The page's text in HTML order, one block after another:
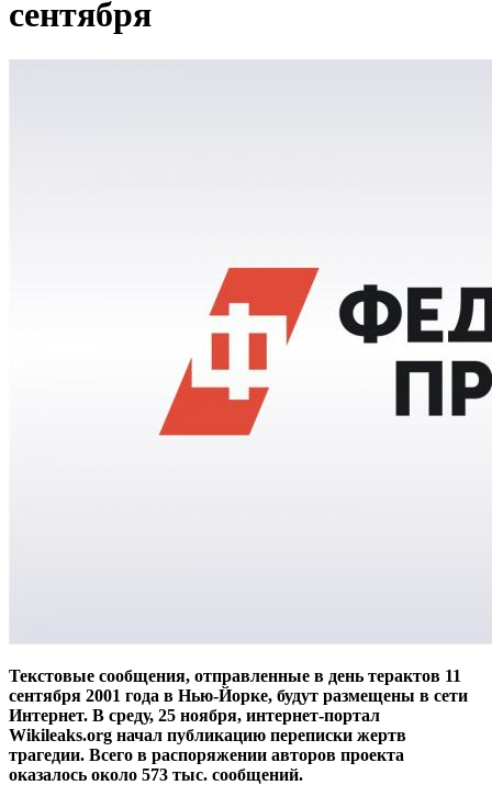
сентября
Текстовые сообщения, отправленные в день терактов 11
сентября 2001 года в Нью-Йорке, будут размещены в сети
Интернет. В среду, 25 ноября, интернет-портал
Wikileaks.org начал публикацию переписки жертв
трагедии. Всего в распоряжении авторов проекта
оказалось около 573 тыс. сообщений.